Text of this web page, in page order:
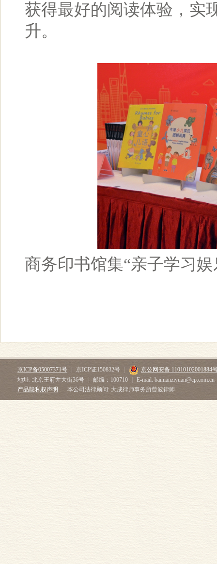
获得最好的阅读体验，实
升。
商务印书馆集“亲子学习
京ICP备05007371号 京ICP证150832号
京公网安备 11010102001884
地址: 北京王府井大街36号
邮编：100710
E-mail: bainianziyuan@cp.com.cn
产品隐私权声明
本公司法律顾问: 大成律师事务所曾波律师